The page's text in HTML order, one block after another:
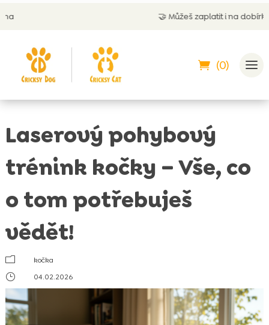
Můžeš zaplatit i na dobírku
(0)
Laserový pohybový
trénink kočky – Vše, co
o tom potřebuješ
vědět!
m
kočka
}
04.02.2026